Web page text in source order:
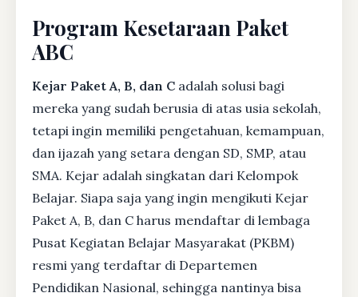
Program Kesetaraan Paket
ABC
Kejar Paket A, B, dan C adalah solusi bagi
mereka yang sudah berusia di atas usia sekolah,
tetapi ingin memiliki pengetahuan, kemampuan,
dan ijazah yang setara dengan SD, SMP, atau
SMA. Kejar adalah singkatan dari Kelompok
Belajar. Siapa saja yang ingin mengikuti Kejar
Paket A, B, dan C harus mendaftar di lembaga
Pusat Kegiatan Belajar Masyarakat (PKBM)
resmi yang terdaftar di Departemen
Pendidikan Nasional, sehingga nantinya bisa